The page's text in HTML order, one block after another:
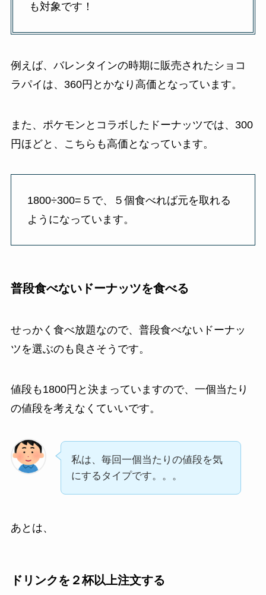
も対象です！
例えば、バレンタインの時期に販売されたショコ
ラパイは、360円とかなり高価となっています。
また、ポケモンとコラボしたドーナッツでは、300
円ほどと、こちらも高価となっています。
1800÷300=５で、５個食べれば元を取れる
ようになっています。
普段食べないドーナッツを食べる
せっかく食べ放題なので、普段食べないドーナッ
ツを選ぶのも良さそうです。
値段も1800円と決まっていますので、一個当たり
の値段を考えなくていいです。
私は、毎回一個当たりの値段を気
にするタイプです。。。
あとは、
ドリンクを２杯以上注文する